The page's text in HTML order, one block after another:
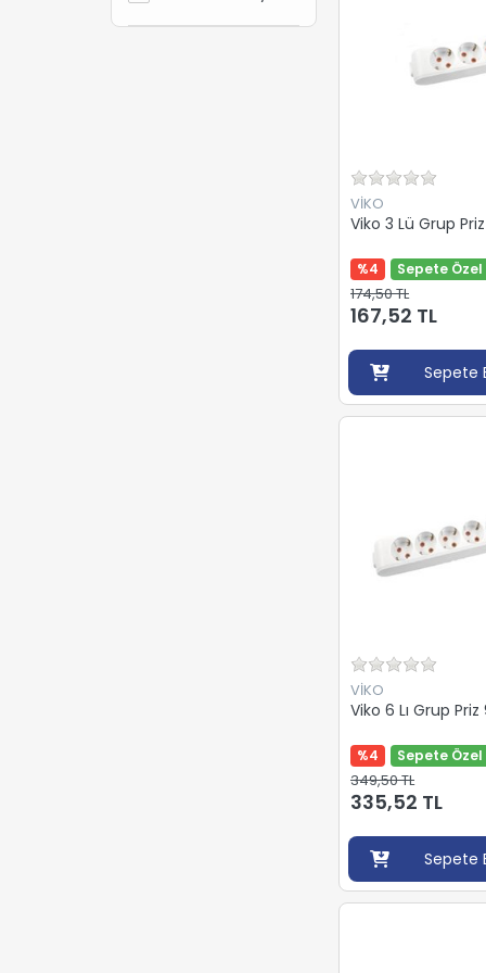
VİKO
VİKO
Viko 3 Lü Grup
%4 Sepete
174,50 TL
167,52 TL
Sepete
VİKO
Viko 6 Lı Grup Priz
%4 Sepete
349,50 TL
335,52 TL
Sepete